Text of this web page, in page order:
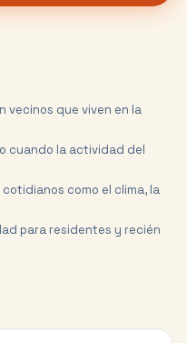
vecinos que viven en la
cuando la actividad del
como el clima, la
para residentes y recién